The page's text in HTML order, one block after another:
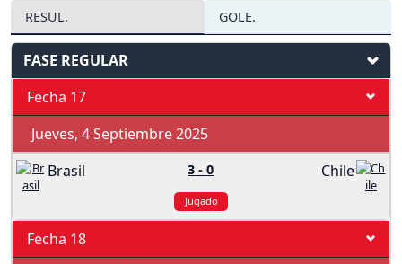
RESUL. GOLE.
FASE REGULAR
Fecha 17
Jueves, 4 Septiembre 2025
Brasil
3 -0 Chile
Jugado
Fecha 18